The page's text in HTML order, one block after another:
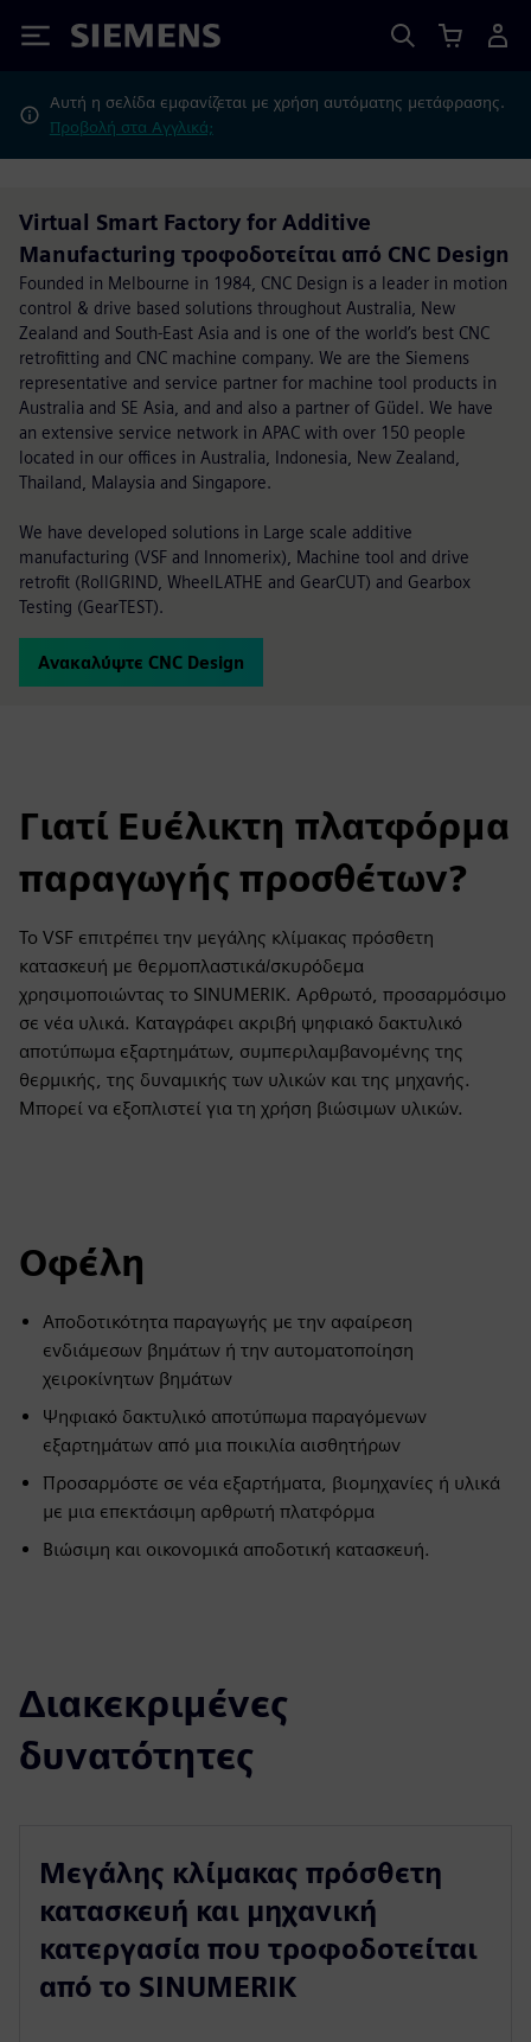
Siemens
Αυτή η σελίδα εμφανίζεται με χρήση αυτόματης μετάφρασης.
Προβολή στα Αγγλικά;
Virtual Smart Factory for Additive
Manufacturing τροφοδοτείται από CNC Design
Founded in Melbourne in 1984, CNC Design is a leader in motion
control & drive based solutions throughout Australia, New
Zealand and South-East Asia and is one of the world’s best CNC
retrofitting and CNC machine company. We are the Siemens
representative and service partner for machine tool products in
Australia and SE Asia, and and also a partner of Güdel. We have
an extensive service network in APAC with over 150 people
located in our offices in Australia, Indonesia, New Zealand,
Thailand, Malaysia and Singapore.
We have developed solutions in Large scale additive
manufacturing (VSF and Innomerix), Machine tool and drive
retrofit (RollGRIND, WheelLATHE and GearCUT) and Gearbox
Testing (GearTEST).
Ανακαλύψτε CNC Design
Γιατί Ευέλικτη πλατφόρμα
παραγωγής προσθέτων?
Το VSF επιτρέπει την μεγάλης κλίμακας πρόσθετη
κατασκευή με θερμοπλαστικά/σκυρόδεμα
χρησιμοποιώντας το SINUMERIK. Αρθρωτό, προσαρμόσιμο
σε νέα υλικά. Καταγράφει ακριβή ψηφιακό δακτυλικό
αποτύπωμα εξαρτημάτων, συμπεριλαμβανομένης της
θερμικής, της δυναμικής των υλικών και της μηχανής.
Μπορεί να εξοπλιστεί για τη χρήση βιώσιμων υλικών.
Οφέλη
Αποδοτικότητα παραγωγής με την αφαίρεση
ενδιάμεσων βημάτων ή την αυτοματοποίηση
χειροκίνητων βημάτων
Ψηφιακό δακτυλικό αποτύπωμα παραγόμενων
εξαρτημάτων από μια ποικιλία αισθητήρων
Προσαρμόστε σε νέα εξαρτήματα, βιομηχανίες ή υλικά
με μια επεκτάσιμη αρθρωτή πλατφόρμα
Βιώσιμη και οικονομικά αποδοτική κατασκευή.
Διακεκριμένες
δυνατότητες
Μεγάλης κλίμακας πρόσθετη
κατασκευή και μηχανική
κατεργασία που τροφοδοτείται
από το SINUMERIK